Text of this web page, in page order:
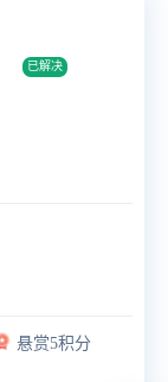
已解决
悬赏5积分